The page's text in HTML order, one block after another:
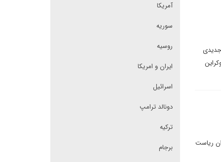
جدیدی
ریاست
آمریکا
سوریه
روسیه
ایران و امریکا
اسرائیل
دونالد ترامپ
ترکیه
برجام